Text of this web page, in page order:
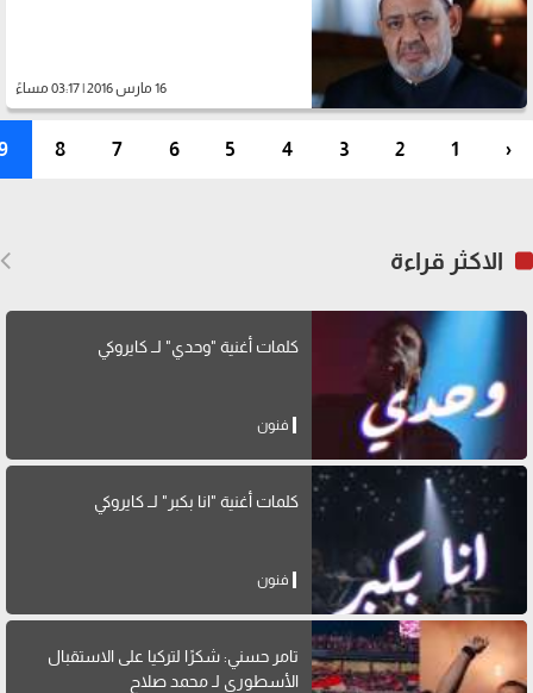
16 مارس 2016 | 03:17 مساءً
‹
1
2
3
4
5
6
7
8
الاكثر قراءة
كلمات أغنية "وحدي" لــ كايروكي
فنون
كلمات أغنية "انا بكبر" لــ كايروكي
فنون
تامر حسني: شكرًا لتركيا على الاستقبال
الأسطوري لـ محمد صلاح